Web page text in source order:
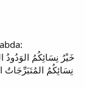
نِسَائِكُمُ المُتَبَرِّجَاتُ